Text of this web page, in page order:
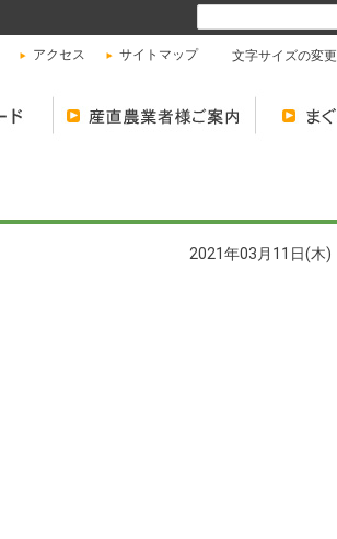
文字サイズの変更
アクセス サイトマップ
2021年03月11日(木)